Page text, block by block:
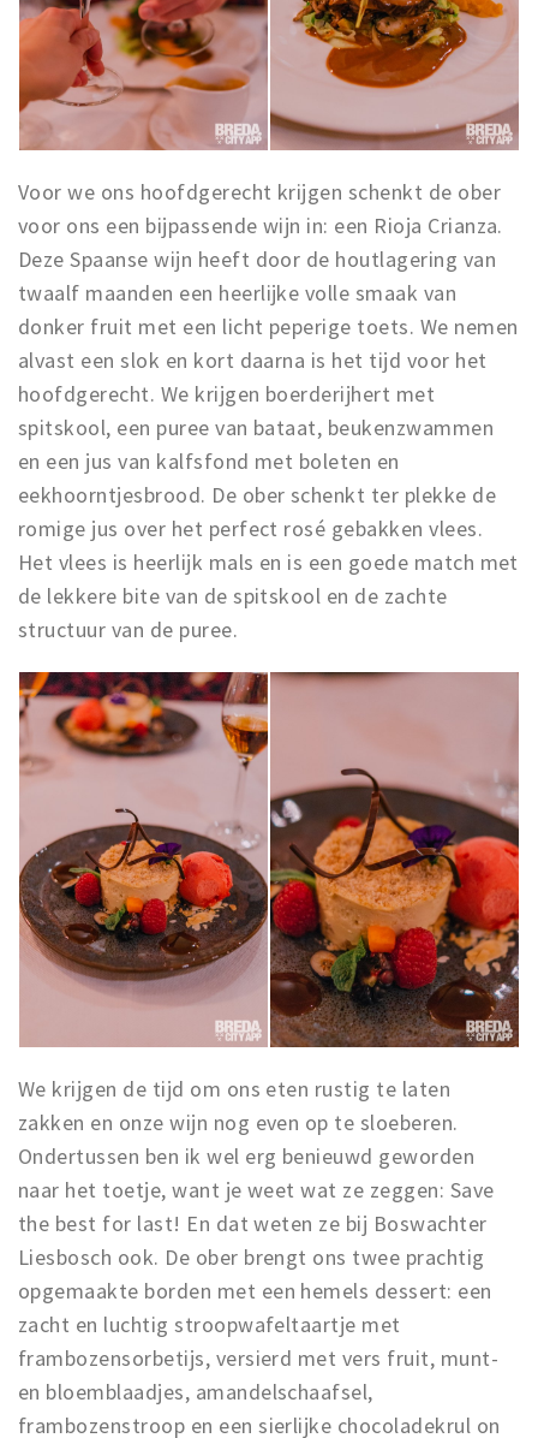
Voor we ons hoofdgerecht krijgen schenkt de ober
voor ons een bijpassende wijn in: een Rioja Crianza.
Deze Spaanse wijn heeft door de houtlagering van
twaalf maanden een heerlijke volle smaak van
donker fruit met een licht peperige toets. We nemen
alvast een slok en kort daarna is het tijd voor het
hoofdgerecht. We krijgen boerderijhert met
spitskool, een puree van bataat, beukenzwammen
en een jus van kalfsfond met boleten en
eekhoorntjesbrood. De ober schenkt ter plekke de
romige jus over het perfect rosé gebakken vlees.
Het vlees is heerlijk mals en is een goede match met
de lekkere bite van de spitskool en de zachte
structuur van de puree.
We krijgen de tijd om ons eten rustig te laten
zakken en onze wijn nog even op te sloeberen.
Ondertussen ben ik wel erg benieuwd geworden
naar het toetje, want je weet wat ze zeggen: Save
the best for last! En dat weten ze bij Boswachter
Liesbosch ook. De ober brengt ons twee prachtig
opgemaakte borden met een hemels dessert: een
zacht en luchtig stroopwafeltaartje met
frambozensorbetijs, versierd met vers fruit, munt-
en bloemblaadjes, amandelschaafsel,
frambozenstroop en een sierlijke chocoladekrul on